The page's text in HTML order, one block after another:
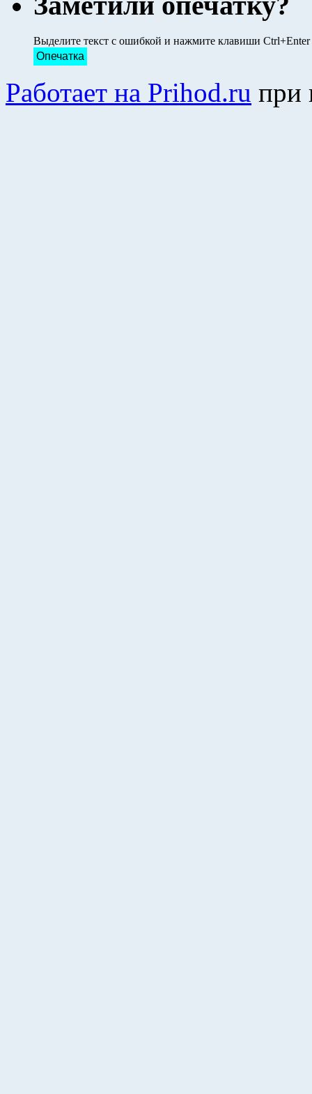
Выделите текст с ошибкой и нажмите клавиши
Опечатка
Работает на Prihod.ru при